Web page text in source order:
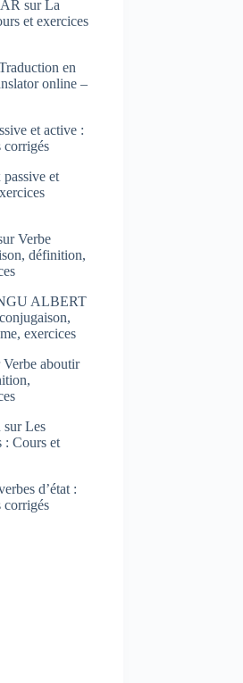
surLa
et exercices
en
online –
et active :
corrigés
et
Verbe
définition,
ALBERT
exercices
Verbe aboutir
surLes
: Cours et
d’état :
corrigés